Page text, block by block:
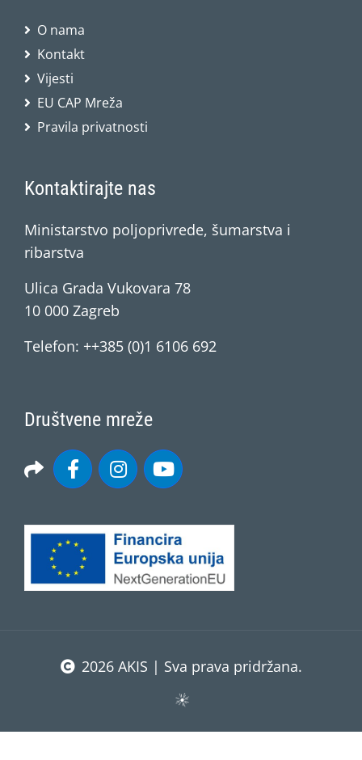
O nama
Kontakt
Vijesti
EU CAP Mreža
Pravila privatnosti
Kontaktirajte nas
Ministarstvo poljoprivrede, šumarstva i
ribarstva
Ulica Grada Vukovara 78
10 000 Zagreb
Telefon: ++385 (0)1 6106 692
Društvene mreže
2026 AKIS | Sva prava pridržana.